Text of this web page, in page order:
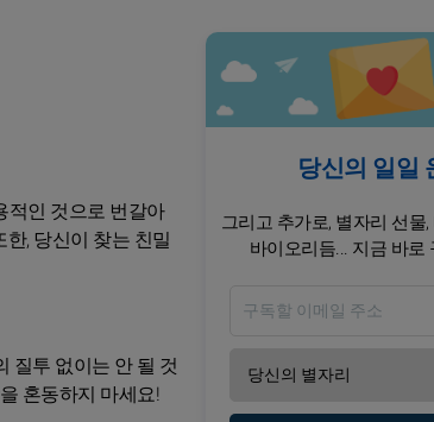
적인 것으로 번갈아
, 당신이 찾는 친밀
질투 없이는 안 될 것
혼동하지 마세요!
당신의 일일
그리고 추가로, 별자리 선물
바이오리듬... 지금 바로